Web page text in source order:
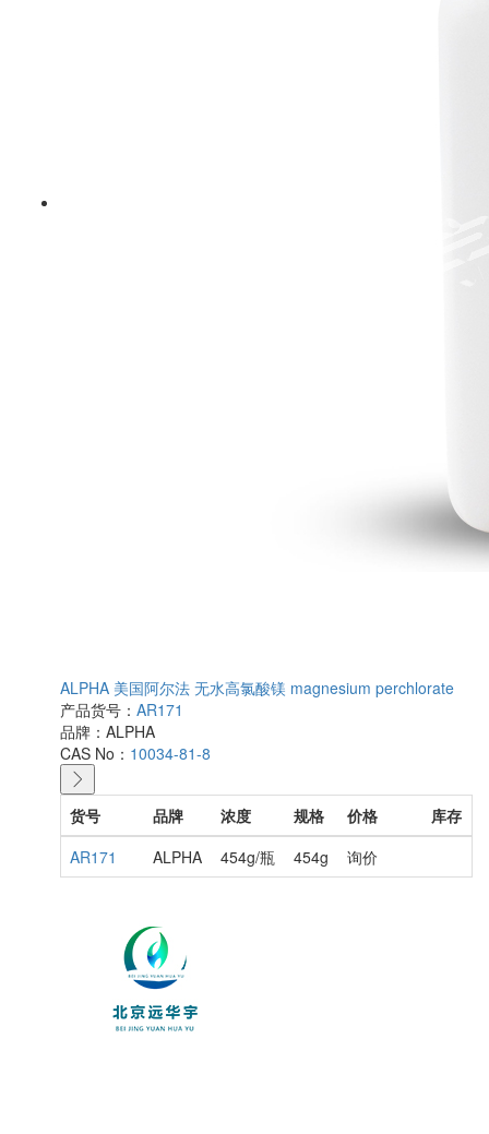
ALPHA 美国阿尔法 无水高氯酸镁 magnesium perchlorate
产品货号： AR171
品牌： ALPHA
CAS No： 10034-81-8
货号 品牌 浓度 规格 价格
库存
AR171
ALPHA 454g/瓶 454g 询价